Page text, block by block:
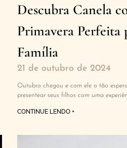
Descubra Canela
Primavera Perfeita
Família
21 de outubro de 2024
Outubro chegou e com ele o tão
presentear seus filhos com uma
CONTINUE LENDO +